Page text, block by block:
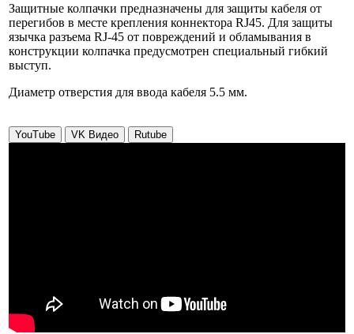
Защитные колпачки предназначены для защиты кабеля от
перегибов в месте крепления коннектора RJ45. Для защиты
язычка разъема RJ-45 от повреждений и обламывания в
конструкции колпачка предусмотрен специальный гибкий
выступ.
Диаметр отверстия для ввода кабеля 5.5 мм.
YouTube VK Видео Rutube